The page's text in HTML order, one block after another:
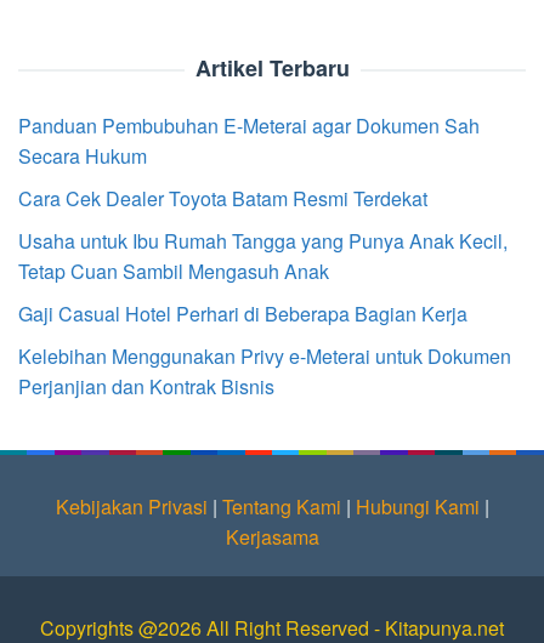
Artikel Terbaru
Panduan Pembubuhan E-Meterai agar Dokumen Sah
Secara Hukum
Cara Cek Dealer Toyota Batam Resmi Terdekat
Usaha untuk Ibu Rumah Tangga yang Punya Anak Kecil,
Tetap Cuan Sambil Mengasuh Anak
Gaji Casual Hotel Perhari di Beberapa Bagian Kerja
Kelebihan Menggunakan Privy e-Meterai untuk Dokumen
Perjanjian dan Kontrak Bisnis
Kebijakan Privasi | Tentang Kami | Hubungi Kami |
Kerjasama
Copyrights @2026 All Right Reserved - Kitapunya.net